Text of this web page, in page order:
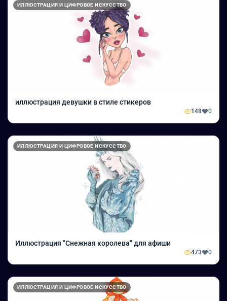
ИЛЛЮСТРАЦИЯ И ЦИФРОВОЕ ИСКУССТВО
иллюстрация девушки в стиле стикеров
148 0
ИЛЛЮСТРАЦИЯ И ЦИФРОВОЕ ИСКУССТВО
Иллюстрация "Снежная королева" для афиши
473 0
ИЛЛЮСТРАЦИЯ И ЦИФРОВОЕ ИСКУССТВО